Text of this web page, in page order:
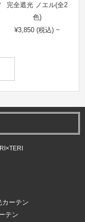
完全遮光 ノエル(全2
色)
¥3,850 (税込) ~
カーテン
テン